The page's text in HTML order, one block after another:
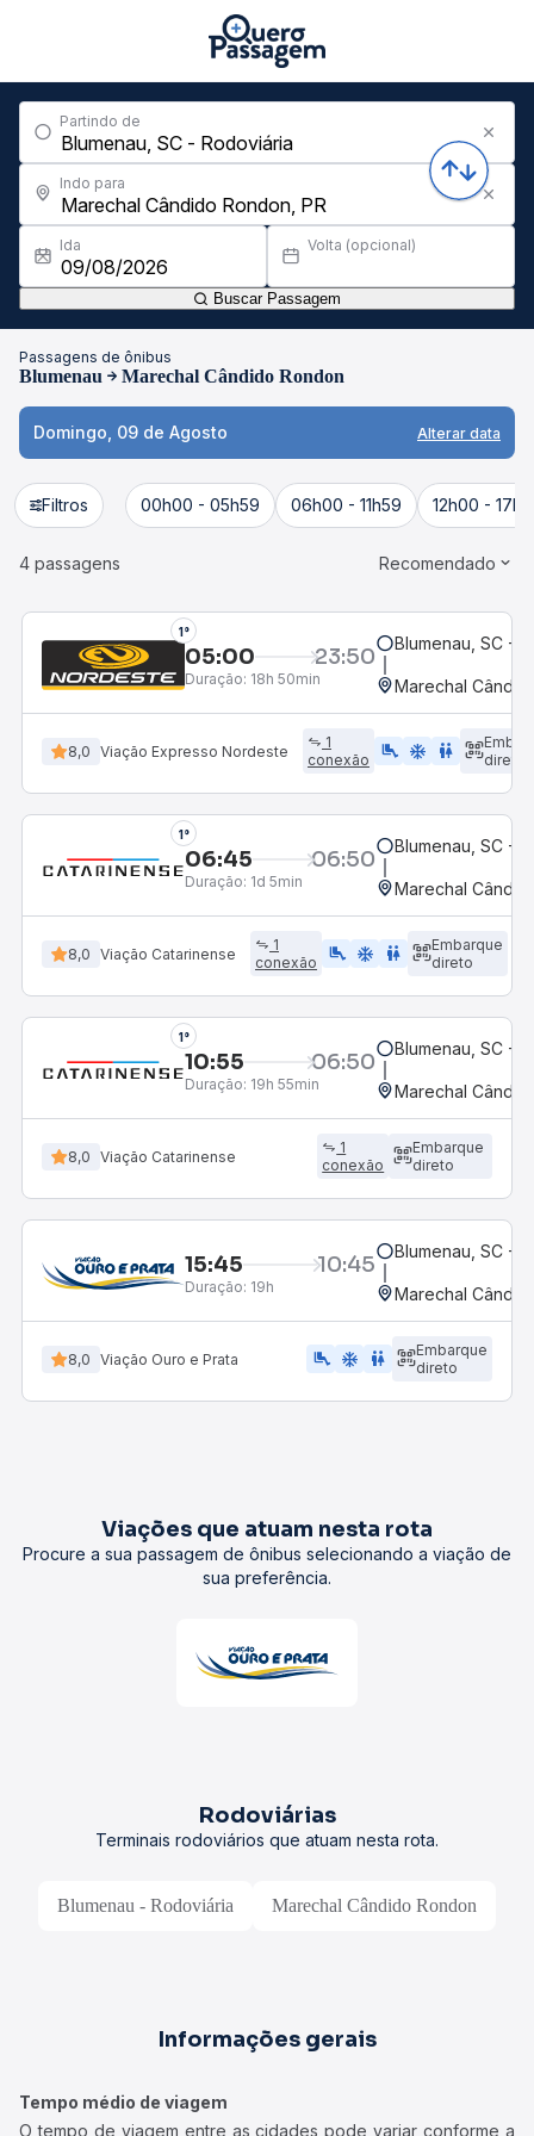
Partindo de
Indo para
Ida Volta (opcional)
Buscar Passagem
Passagens de ônibus
Blumenau Marechal Cândido Rondon
Domingo, 09 de Agosto Alterar data
Filtros 00h00 - 05h59 06h00 - 11h59 12h00 -
4 passagens Recomendado
1°
05:00 23:50
Duração: 18h 50min
Blumenau, SC -
Marechal
8,0 Viação Expresso Nordeste
1
conexão
airline_seat_legroom_extra ac_unit WC
direto
1°
06:45 06:50
Duração: 1d 5min
Blumenau, SC -
Marechal
8,0 Viação Catarinense
1
conexão
airline_seat_legroom_extra ac_unit WC
Embarque
direto
1°
10:55 06:50
Duração: 19h 55min
Blumenau, SC -
Marechal
8,0 Viação Catarinense
1
conexão
Embarque
direto
15:45 10:45
Duração: 19h
Blumenau, SC -
Marechal
8,0 Viação Ouro e Prata airline_seat_legroom_extra ac_unit WC
Embarque
direto
Viações que atuam nesta rota
Procure a sua passagem de ônibus selecionando a viação de
sua preferência.
Rodoviárias
Terminais rodoviários que atuam nesta rota.
Blumenau - Rodoviária Marechal Cândido Rondon
Informações gerais
Tempo médio de viagem
O tempo de viagem entre as cidades pode variar conforme a